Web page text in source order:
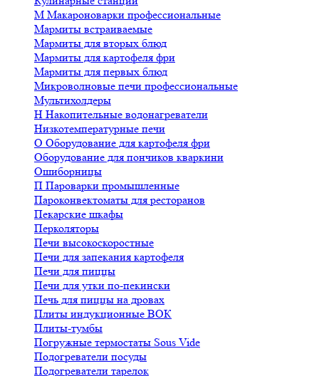
М Макароноварки профессиональные
Мармиты встраиваемые
Мармиты для вторых блюд
Мармиты для картофеля фри
Мармиты для первых блюд
Микроволновые печи профессиональные
Мультихолдеры
Н Накопительные водонагреватели
Низкотемпературные печи
О Оборудование для картофеля фри
Оборудование для пончиков кваркини
Ошиборницы
П Пароварки промышленные
Пароконвектоматы для ресторанов
Пекарские шкафы
Перколяторы
Печи высокоскоростные
Печи для запекания картофеля
Печи для пиццы
Печи для утки по-пекински
Печь для пиццы на дровах
Плиты индукционные ВОК
Плиты-тумбы
Погружные термостаты Sous Vide
Подогреватели посуды
Подогреватели тарелок